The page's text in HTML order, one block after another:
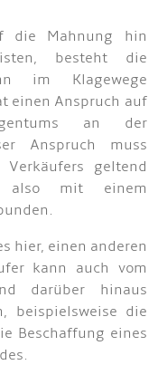
die Mahnung hin
besteht die
im Klagewege
einen Anspruch auf
an der
Anspruch muss
geltend
also mit einem
hier, einen anderen
kann auch vom
darüber hinaus
beispielsweise die
Beschaffung eines